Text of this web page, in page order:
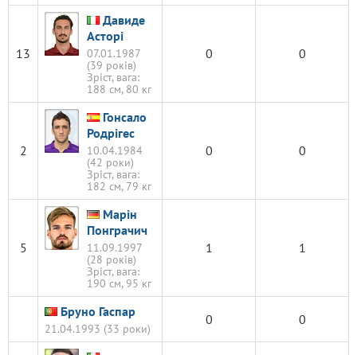
13
Давиде
Асторі
07.01.1987
(39 років)
Зріст, вага:
188 см, 80 кг
0 0
2
Гонсало
Родрігес
10.04.1984
(42 роки)
Зріст, вага:
182 см, 79 кг
0 0
5
Марін
Понграчич
11.09.1997
(28 років)
Зріст, вага:
190 см, 95 кг
1 1
Бруно Гаспар
21.04.1993 (33 роки)
0 0